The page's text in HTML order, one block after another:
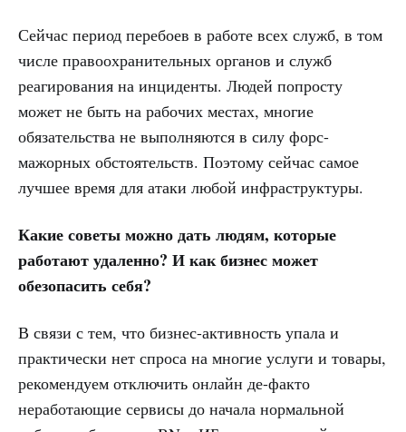
Сейчас период перебоев в работе всех служб, в том
числе правоохранительных органов и служб
реагирования на инциденты. Людей попросту
может не быть на рабочих местах, многие
обязательства не выполняются в силу форс-
мажорных обстоятельств. Поэтому сейчас самое
лучшее время для атаки любой инфраструктуры.
Какие советы можно дать людям, которые
работают удаленно? И как бизнес может
обезопасить себя?
В связи с тем, что бизнес-активность упала и
практически нет спроса на многие услуги и товары,
рекомендуем отключить онлайн де-факто
неработающие сервисы до начала нормальной